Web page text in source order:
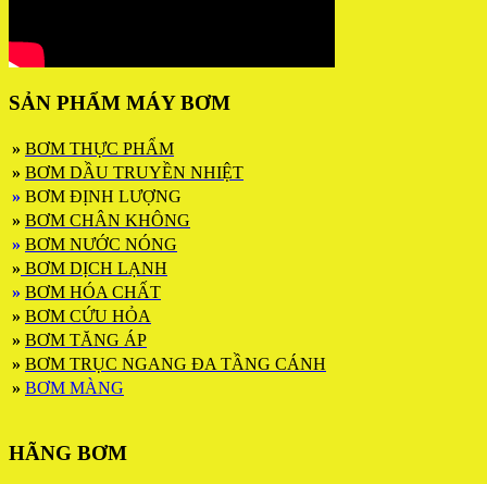
SẢN PHẨM MÁY BƠM
» BƠM THỰC PHẨM
» BƠM DẦU TRUYỀN NHIỆT
» BƠM ĐỊNH LƯỢNG
» BƠM CHÂN KHÔNG
» BƠM NƯỚC NÓNG
» BƠM DỊCH LẠNH
» BƠM HÓA CHẤT
» BƠM CỨU HỎA
» BƠM TĂNG ÁP
» BƠM TRỤC NGANG ĐA TẦNG CÁNH
» BƠM MÀNG
HÃNG BƠM